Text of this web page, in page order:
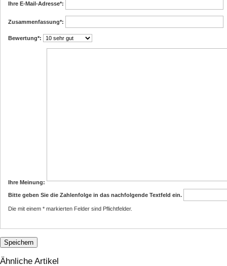
Ihre E-Mail-Adresse*:
Zusammenfassung*:
Bewertung*:
Ihre Meinung:
Bitte geben Sie die Zahlenfolge in das nachfolgende Textfeld ein.
Die mit einem * markierten Felder sind Pflichtfelder.
Ähnliche Artikel